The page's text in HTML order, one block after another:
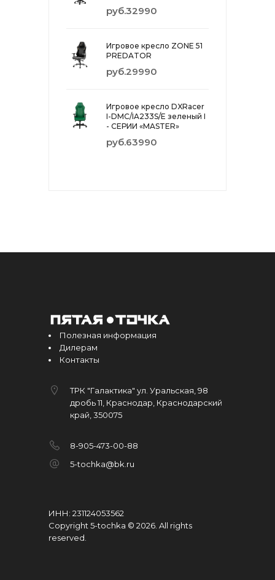
руб.32990
Игровое кресло ZONE 51
PREDATOR
руб.29990
Игровое кресло DXRacer
I-DMC/IA233S/E зеленый I
- СЕРИИ «MASTER»
руб.63990
Полезная информация
Дилерам
Контакты
ТРК "Галактика" ул. Уральская, 98
дробь 11, Краснодар, Краснодарский
край, 350075
8-905-473-00-88
5-tochka@bk.ru
ИНН: 231124053562
Copyright 5-tochka © 2026 All rights
reserved.